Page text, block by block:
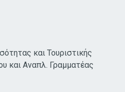
και Τουριστικής
και Αναπλ. Γραμματέας